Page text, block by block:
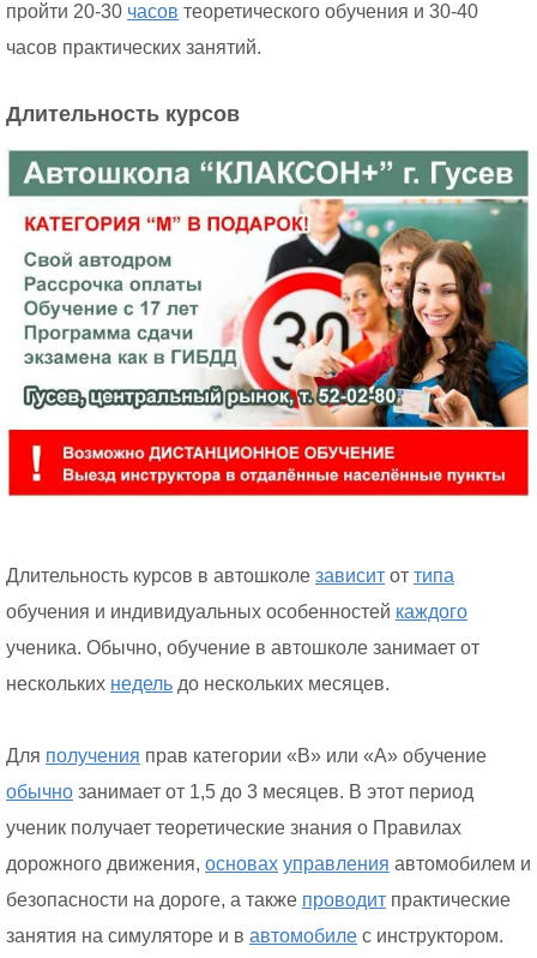
пройти 20-30 часов теоретического обучения и 30-40
часов практических занятий.
Длительность курсов
Длительность курсов в автошколе зависит от типа
обучения и индивидуальных особенностей каждого
ученика. Обычно, обучение в автошколе занимает от
нескольких недель до нескольких месяцев.
Для получения прав категории «В» или «А» обучение
обычно занимает от 1,5 до 3 месяцев. В этот период
ученик получает теоретические знания о Правилах
дорожного движения, основах управления автомобилем и
безопасности на дороге, а также проводит практические
занятия на симуляторе и в автомобиле с инструктором.